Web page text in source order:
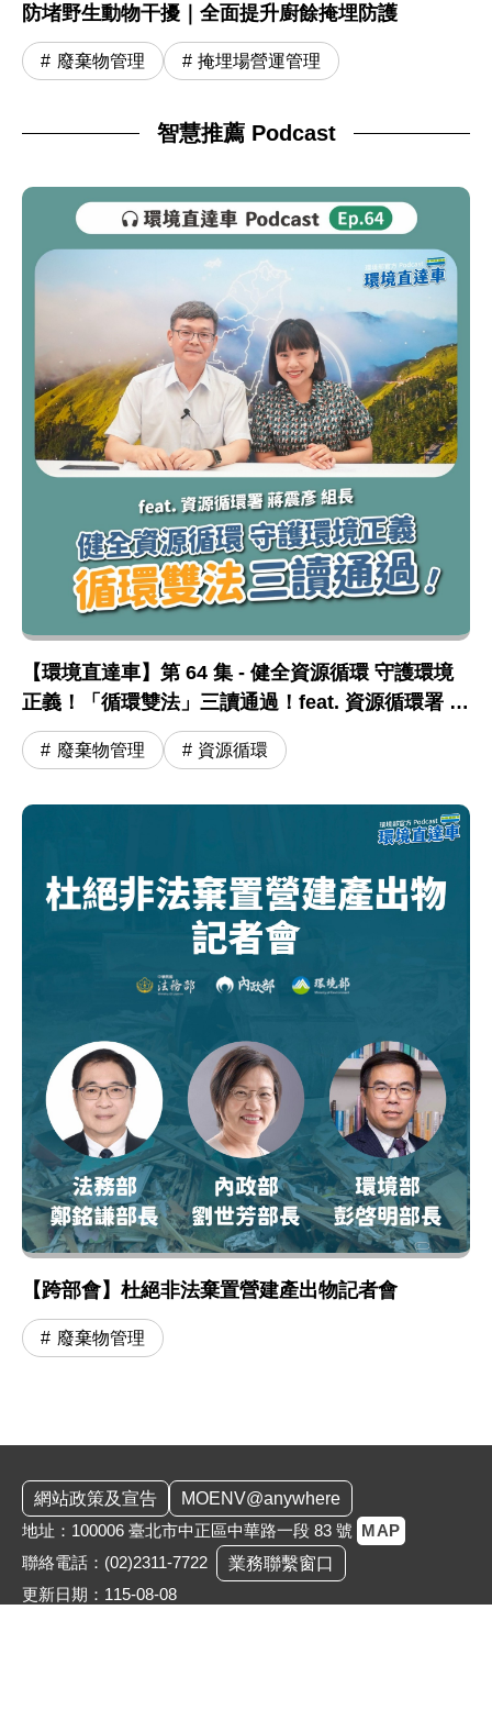
防堵野生動物干擾｜全面提升廚餘掩埋防護
廢棄物管理 掩埋場營運管理
智慧推薦 Podcast
【環境直達車】第 64 集 - 健全資源循環 守護環境
正義！「循環雙法」三讀通過！feat. 資源循環署 蔣
震彥組長
廢棄物管理 資源循環
【跨部會】杜絕非法棄置營建產出物記者會
廢棄物管理
網站政策及宣告
MOENV@anywhere
地址：100006 臺北市中正區中華路一段 83 號 MAP
聯絡電話： (02)2311-7722
業務聯繫窗口
更新日期：115-08-08